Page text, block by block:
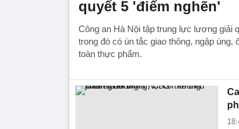
quyết 5 'điểm nghẽn'
Công an Hà Nội tập trung lực lượng giải
trong đó có ùn tắc giao thông, ngập
toàn thực phẩm.